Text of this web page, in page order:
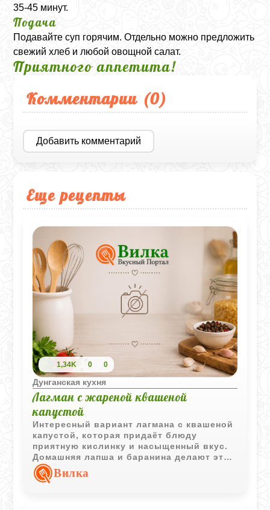
35-45 минут.
Подача
Подавайте суп горячим. Отдельно можно предложить
свежий хлеб и любой овощной салат.
Приятного аппетита!
Комментарии (0)
Добавить комментарий
Еще рецепты
1,34K 0 0
Дунганская кухня
Лагман с жареной квашеной
капустой
Интересный вариант лагмана с квашеной
капустой, которая придаёт блюду
приятную кислинку и насыщенный вкус.
Домашняя лапша и баранина делают этот
рецепт сытным и выразительным, а
острый перец добавляет характерную
Вилка